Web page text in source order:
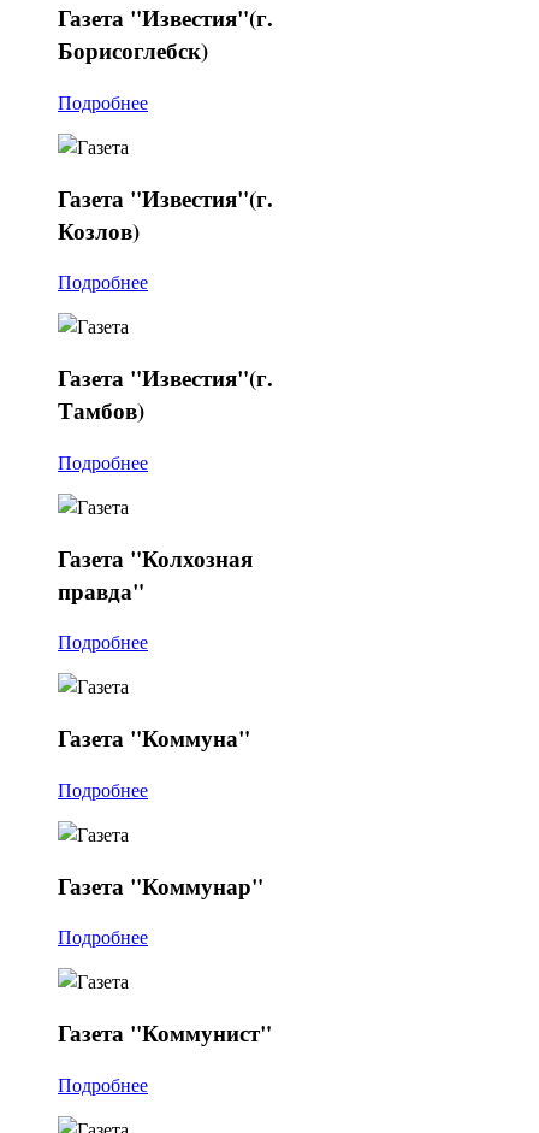
Газета "Известия"(г.
Борисоглебск)
Подробнее
Газета "Известия"(г.
Козлов)
Подробнее
Газета "Известия"(г.
Тамбов)
Подробнее
Газета "Колхозная
правда"
Подробнее
Газета "Коммуна"
Подробнее
Газета "Коммунар"
Подробнее
Газета "Коммунист"
Подробнее